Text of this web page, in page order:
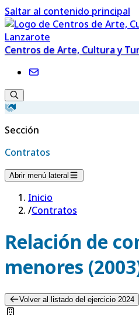
Saltar al contenido principal
Centros de Arte, Cultura y
Sección
Contratos
Abrir menú lateral
Inicio
/Contratos
Relación de
menores
Volver al listado del ejercicio 2024